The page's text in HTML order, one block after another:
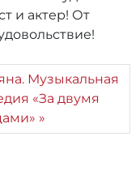
и актер! От
Музыкальная
«За двумя